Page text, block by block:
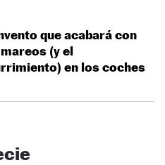
que acabará con
(y el
en los coches